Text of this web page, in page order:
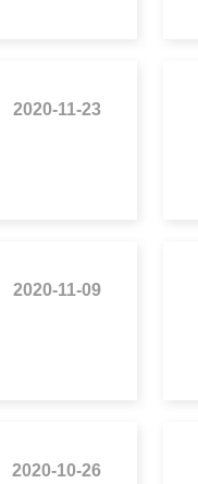
2020-11-23
2020-11-09
2020-10-26